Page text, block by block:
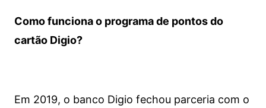
Como funciona o programa de pontos do
cartão Digio?
Em 2019, o banco Digio fechou parceria com o